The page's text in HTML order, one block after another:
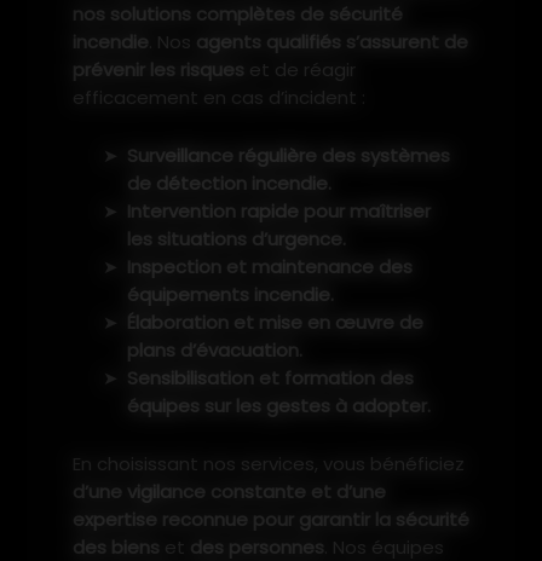
nos solutions complètes de sécurité
incendie . Nos agents qualifiés s’assurent de
prévenir les risques et de réagir
efficacement en cas d’incident :
Surveillance régulière des systèmes
de détection incendie.
Intervention rapide pour maîtriser
les situations d’urgence.
Inspection et maintenance des
équipements incendie.
Élaboration et mise en œuvre de
plans d’évacuation.
Sensibilisation et formation des
équipes sur les gestes à adopter.
En choisissant nos services, vous bénéficiez
d’une vigilance constante et d’une
expertise reconnue pour garantir la sécurité
des biens et des personnes
. Nos équipes